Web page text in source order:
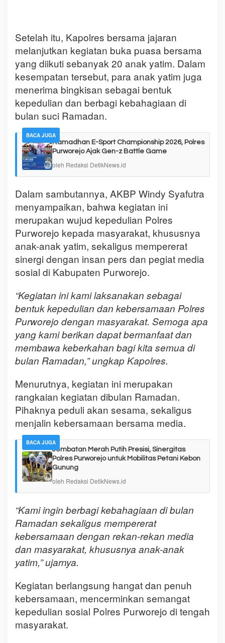
Setelah itu, Kapolres bersama jajaran
melanjutkan kegiatan buka puasa bersama
yang diikuti sebanyak 20 anak yatim. Dalam
kesempatan tersebut, para anak yatim juga
menerima bingkisan sebagai bentuk
kepedulian dan berbagi kebahagiaan di
bulan suci Ramadan.
BACA JUGA
Ramadhan E-Sport Championship 2026, Polres
Purworejo Ajak Gen-z Battle Game
oleh Redaksi DetikNews.id
Dalam sambutannya, AKBP Windy Syafutra
menyampaikan, bahwa kegiatan ini
merupakan wujud kepedulian Polres
Purworejo kepada masyarakat, khususnya
anak-anak yatim, sekaligus mempererat
sinergi dengan insan pers dan pegiat media
sosial di Kabupaten Purworejo.
“Kegiatan ini kami laksanakan sebagai
bentuk kepedulian dan kebersamaan Polres
Purworejo dengan masyarakat. Semoga apa
yang kami berikan dapat bermanfaat dan
membawa keberkahan bagi kita semua di
bulan Ramadan,” ungkap Kapolres.
Menurutnya, kegiatan ini merupakan
rangkaian kegiatan dibulan Ramadan.
Pihaknya peduli akan sesama, sekaligus
menjalin kebersamaan bersama media.
BACA JUGA
Jembatan Merah Putih Presisi, Sinergitas
Polres Purworejo untuk Mobilitas Petani Kebon
Gunung
oleh Redaksi DetikNews.id
“Kami ingin berbagi kebahagiaan di bulan
Ramadan sekaligus mempererat
kebersamaan dengan rekan-rekan media
dan masyarakat, khususnya anak-anak
yatim,” ujarnya.
Kegiatan berlangsung hangat dan penuh
kebersamaan, mencerminkan semangat
kepedulian sosial Polres Purworejo di tengah
masyarakat.